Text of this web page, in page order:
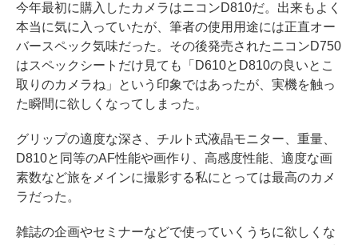
今年最初に購入したカメラはニコンD810だ。出来もよく
本当に気に入っていたが、筆者の使用用途には正直オー
バースペック気味だった。その後発売されたニコンD750
はスペックシートだけ見ても「D610とD810の良いとこ
取りのカメラね」という印象ではあったが、実機を触っ
た瞬間に欲しくなってしまった。
グリップの適度な深さ、チルト式液晶モニター、重量、
D810と同等のAF性能や画作り、高感度性能、適度な画
素数など旅をメインに撮影する私にとっては最高のカメ
ラだった。
雑誌の企画やセミナーなどで使っていくうちに欲しくな